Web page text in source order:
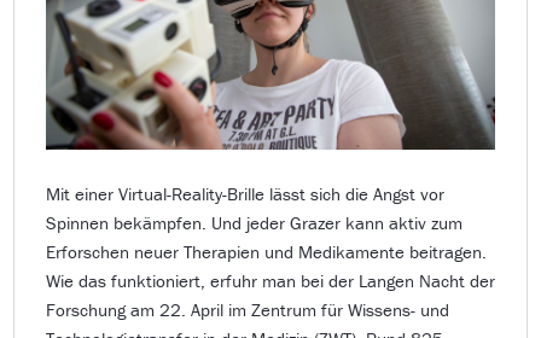
Mit einer Virtual-Reality-Brille lässt sich die Angst vor
Spinnen bekämpfen. Und jeder Grazer kann aktiv zum
Erforschen neuer Therapien und Medikamente beitragen.
Wie das funktioniert, erfuhr man bei der Langen Nacht der
Forschung am 22. April im Zentrum für Wissens- und